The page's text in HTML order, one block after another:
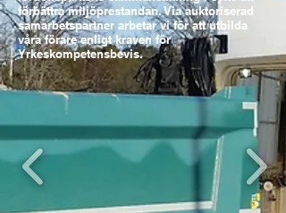
förbättra miljöprestandan. Via auktoriserad
samarbetspartner arbetar vi för att utbilda
våra förare enligt kraven för
Yrkeskompetensbevis.